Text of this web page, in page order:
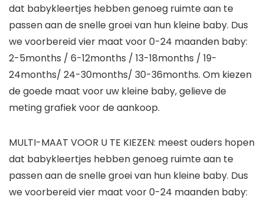
dat babykleertjes hebben genoeg ruimte aan te
passen aan de snelle groei van hun kleine baby. Dus
we voorbereid vier maat voor 0-24 maanden baby:
2-5months / 6-12months / 13-18months / 19-
24months/ 24-30months/ 30-36months. Om kiezen
de goede maat voor uw kleine baby, gelieve de
meting grafiek voor de aankoop.
MULTI-MAAT VOOR U TE KIEZEN: meest ouders hopen
dat babykleertjes hebben genoeg ruimte aan te
passen aan de snelle groei van hun kleine baby. Dus
we voorbereid vier maat voor 0-24 maanden baby: